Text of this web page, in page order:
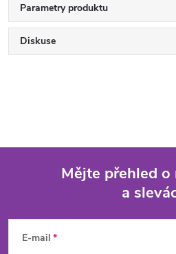
Parametry produktu
Diskuse
Mějte přehled o
a
E-mail